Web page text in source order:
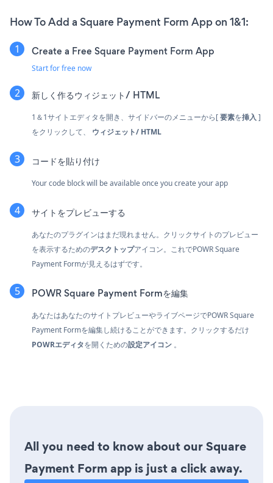
How To Add a Square Payment Form App on 1&1:
Create a Free Square Payment Form App
Start for free now
新しく作るウィジェット/ HTML
1＆1サイトエディタを開き、サイドバーのメニューから[要素を挿入 ]
をクリックして、 ウィジェット/ HTML
コードを貼り付け
Your code block will be available once you create your app
サイトをプレビューする
あなたのプラグインはまだ現れません。クリックサイトのプレビュー
を表示するためのデスクトップアイコン。これでPOWR Square
Payment Formが見えるはずです。
POWR Square Payment Formを編集
あなたはあなたのサイトプレビューやライブページでPOWR Square
Payment Formを編集し続けることができます。クリックするだけ
POWRエディタを開くための設定アイコン 。
All you need to know about our Square
Payment Form app is just a click away.